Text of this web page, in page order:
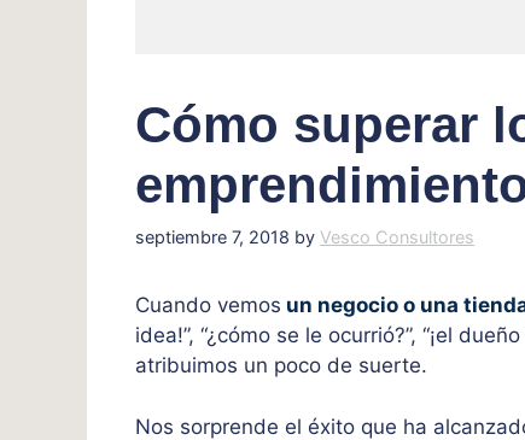
Cómo superar
septiembre 7, 2018 by Vesco Consultores
Cuando vemos un negocio o una
idea!”, “¿cómo se le ocurrió?”, “¡el
atribuimos un poco de suerte.
Nos sorprende el éxito que ha